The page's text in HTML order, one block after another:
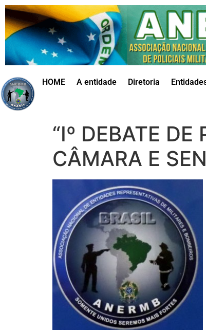
HOME A entidade Diretoria
“Iº DEBATE
CÂMARA E